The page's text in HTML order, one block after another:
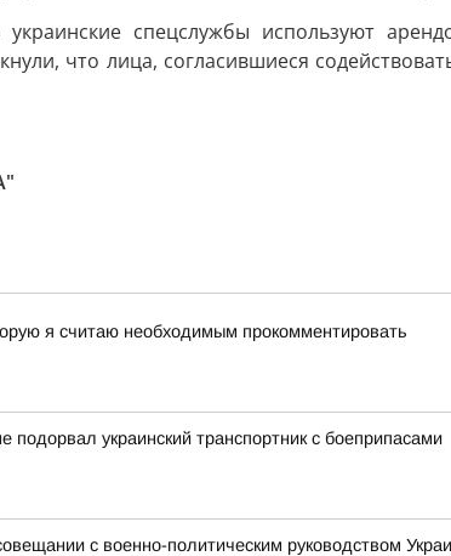
спецслужбы используют
что лица, согласившиеся
я считаю необходимым прокомментировать
подорвал украинский транспортник с боеприпасами
с военно-политическим руководством